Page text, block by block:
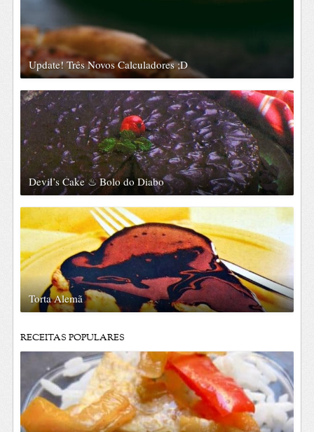
Update! Três Novos Calculadores ;D
Devil’s Cake ♨ Bolo do Diabo
Torta Alemã
RECEITAS POPULARES